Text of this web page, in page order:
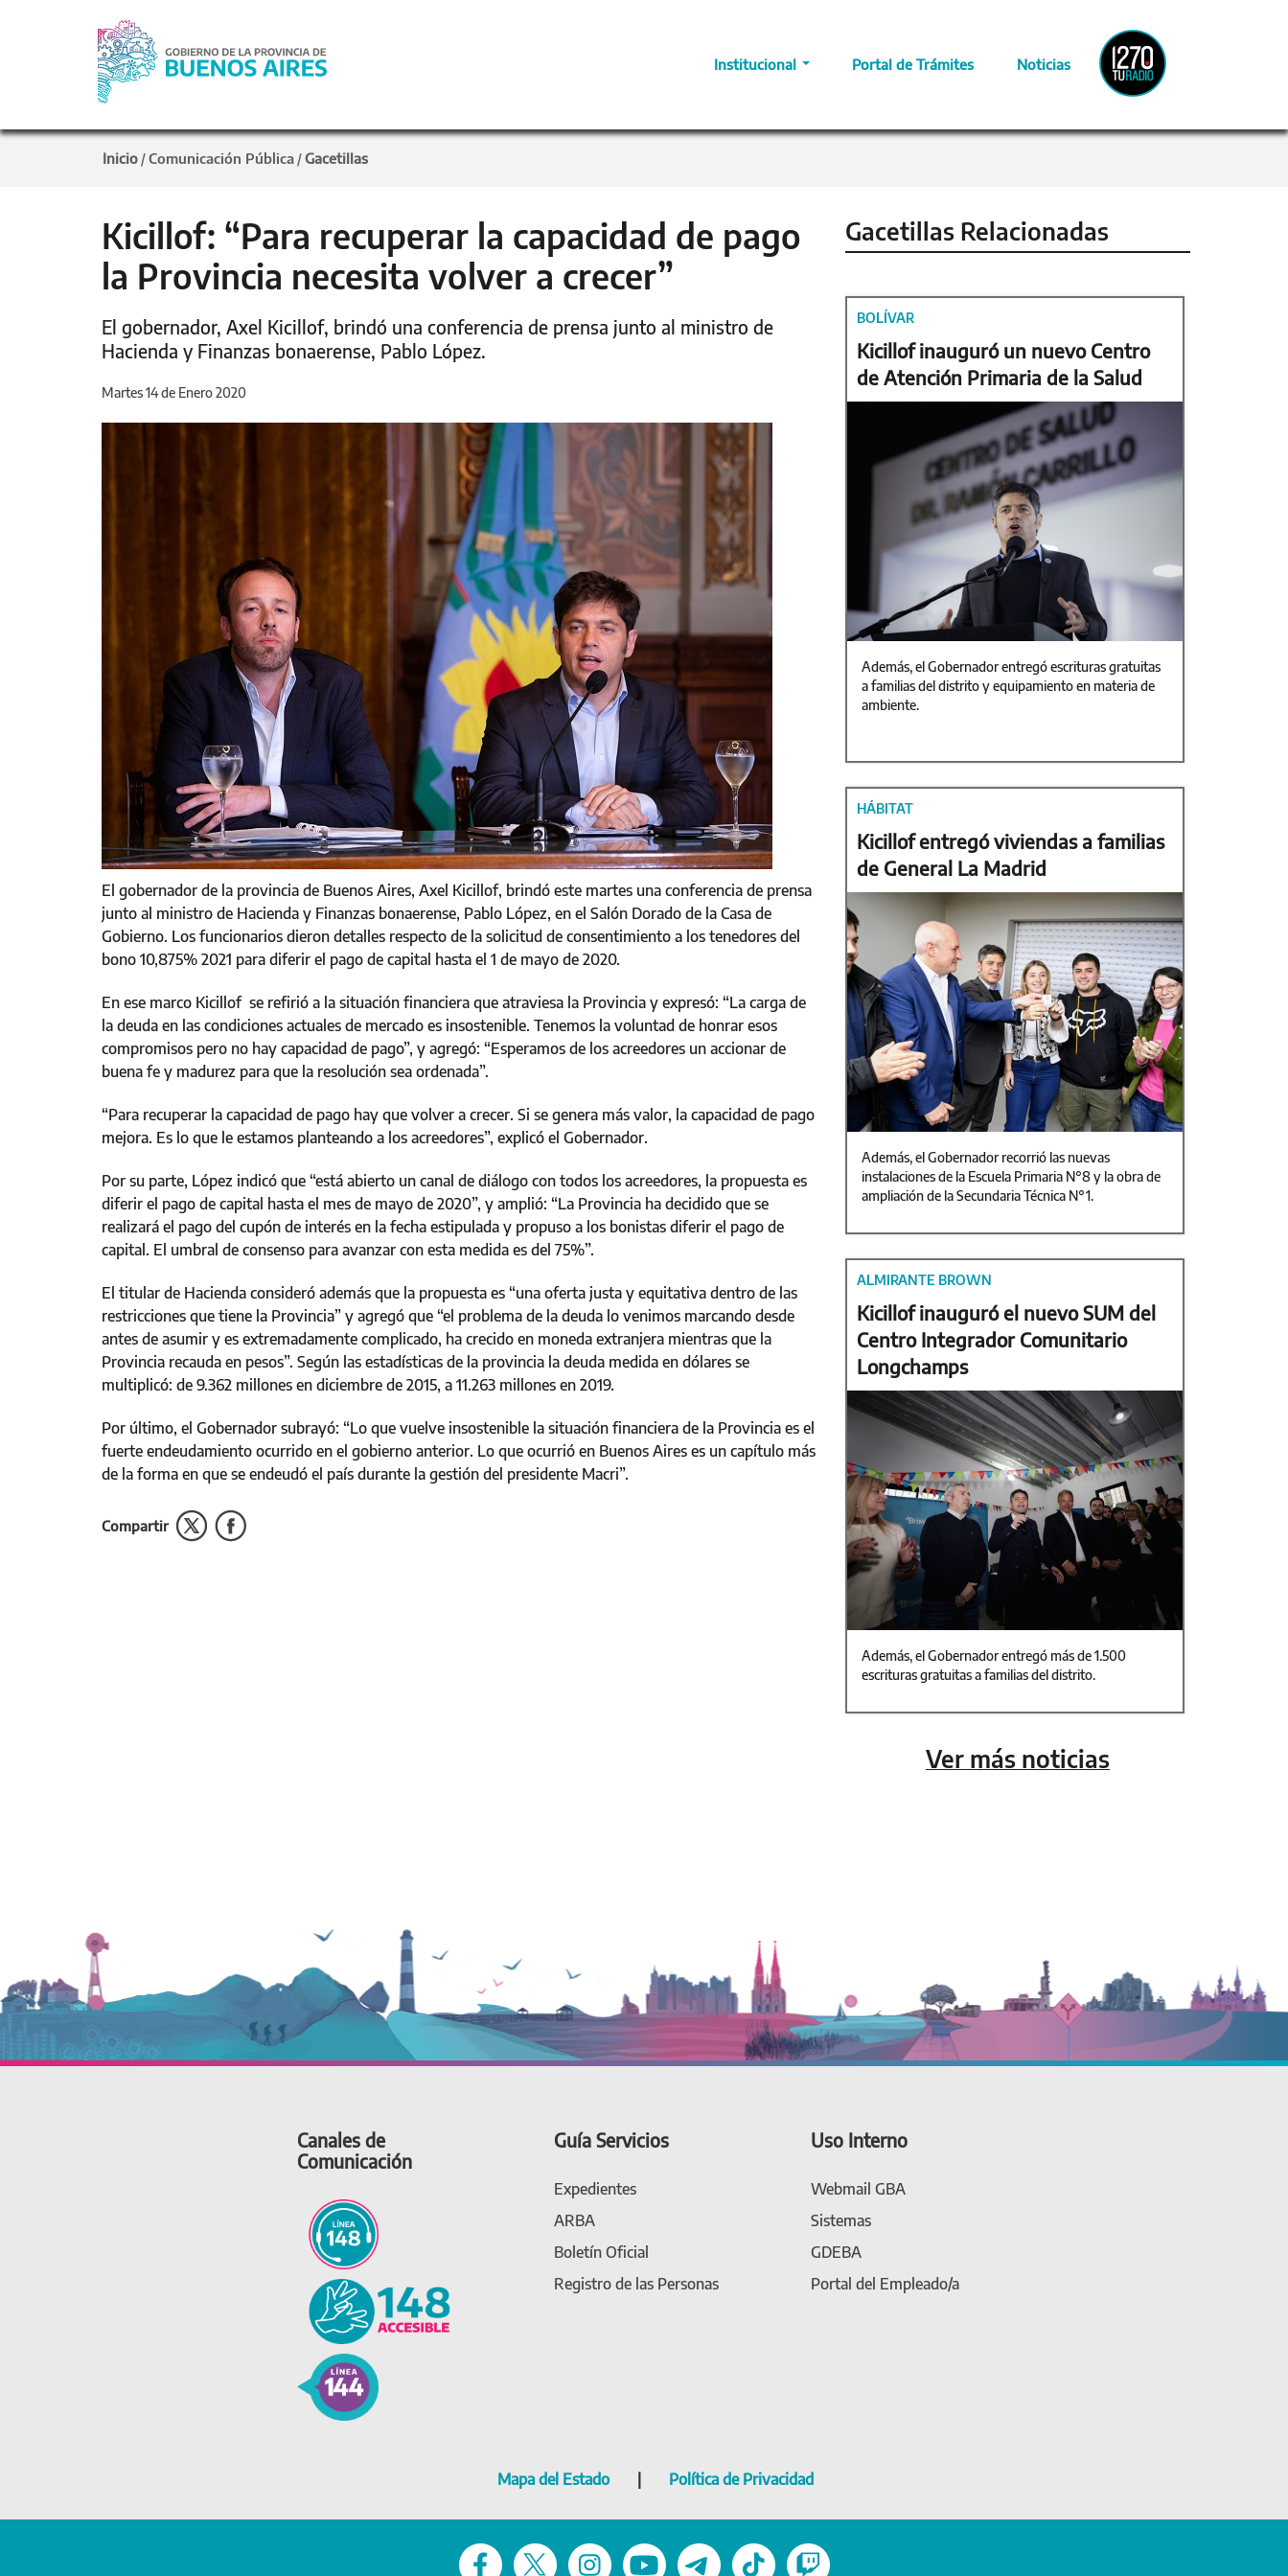
Institucional Portal de Trámites Noticias
Radio
Provincia
Inicio /Comunicación Pública /Gacetillas
Kicillof: “Para recuperar la capacidad de pago
la Provincia necesita volver a crecer”
El gobernador, Axel Kicillof, brindó una conferencia de prensa junto al ministro de
Hacienda y Finanzas bonaerense, Pablo López.
Martes 14 de Enero 2020
El gobernador de la provincia de Buenos Aires, Axel Kicillof, brindó este martes una conferencia de prensa
junto al ministro de Hacienda y Finanzas bonaerense, Pablo López, en el Salón Dorado de la Casa de
Gobierno. Los funcionarios dieron detalles respecto de la solicitud de consentimiento a los tenedores del
bono 10,875% 2021 para diferir el pago de capital hasta el 1 de mayo de 2020.
En ese marco Kicillof se refirió a la situación financiera que atraviesa la Provincia y expresó: “La carga de
la deuda en las condiciones actuales de mercado es insostenible. Tenemos la voluntad de honrar esos
compromisos pero no hay capacidad de pago”, y agregó: “Esperamos de los acreedores un accionar de
buena fe y madurez para que la resolución sea ordenada”.
“Para recuperar la capacidad de pago hay que volver a crecer. Si se genera más valor, la capacidad de pago
mejora. Es lo que le estamos planteando a los acreedores”, explicó el Gobernador.
Por su parte, López indicó que “está abierto un canal de diálogo con todos los acreedores, la propuesta es
diferir el pago de capital hasta el mes de mayo de 2020”, y amplió: “La Provincia ha decidido que se
realizará el pago del cupón de interés en la fecha estipulada y propuso a los bonistas diferir el pago de
capital. El umbral de consenso para avanzar con esta medida es del 75%”.
El titular de Hacienda consideró además que la propuesta es “una oferta justa y equitativa dentro de las
restricciones que tiene la Provincia” y agregó que “el problema de la deuda lo venimos marcando desde
antes de asumir y es extremadamente complicado, ha crecido en moneda extranjera mientras que la
Provincia recauda en pesos”. Según las estadísticas de la provincia la deuda medida en dólares se
multiplicó: de 9.362 millones en diciembre de 2015, a 11.263 millones en 2019.
Por último, el Gobernador subrayó: “Lo que vuelve insostenible la situación financiera de la Provincia es el
fuerte endeudamiento ocurrido en el gobierno anterior. Lo que ocurrió en Buenos Aires es un capítulo más
de la forma en que se endeudó el país durante la gestión del presidente Macri”.
Compartir
Gacetillas Relacionadas
BOLÍVAR
Kicillof inauguró un nuevo Centro
de Atención Primaria de la Salud
Además, el Gobernador entregó escrituras gratuitas
a familias del distrito y equipamiento en materia de
ambiente.
HÁBITAT
Kicillof entregó viviendas a familias
de General La Madrid
Además, el Gobernador recorrió las nuevas
instalaciones de la Escuela Primaria N°8 y la obra de
ampliación de la Secundaria Técnica N°1.
ALMIRANTE BROWN
Kicillof inauguró el nuevo SUM del
Centro Integrador Comunitario
Longchamps
Además, el Gobernador entregó más de 1.500
escrituras gratuitas a familias del distrito.
Ver más noticias
Canales de
Comunicación
Guía Servicios
Expedientes
ARBA
Boletín Oficial
Registro de las Personas
Uso Interno
Webmail GBA
Sistemas
GDEBA
Portal del Empleado/a
Mapa del Estado Política de Privacidad